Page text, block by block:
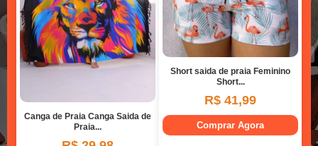
Área de serviço Banheiro social 02